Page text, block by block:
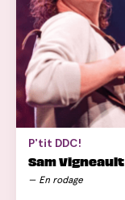
P'tit DDC!
Sam Vigneault
En rodage